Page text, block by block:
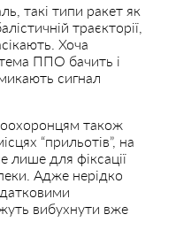
такі типи ракет як
траєкторії,
Хоча
ППО бачить і
сигнал
також
“прильотів”, на
лише для фіксації
Адже нерідко
вибухнути вже